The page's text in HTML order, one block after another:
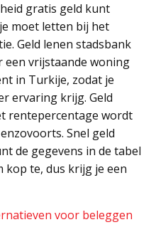
gratis geld kunt
moet letten bij het
Geld lenen stadsbank
een vrijstaande woning
in Turkije, zodat je
ervaring krijg. Geld
rentepercentage wordt
Snel geld
de gegevens in de tabel
te, dus krijg je een
voor beleggen